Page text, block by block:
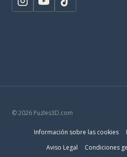
© 2026 Puzles3D.com
Información sobre las cookies
Aviso Legal
Condiciones